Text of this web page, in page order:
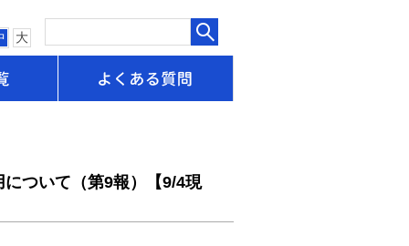
大
ついて（第9報）【9/4現